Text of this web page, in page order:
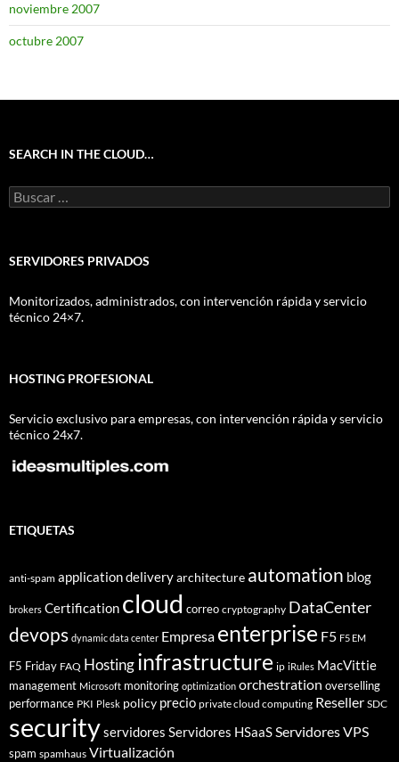
noviembre 2007
octubre 2007
SEARCH IN THE CLOUD…
Buscar:
SERVIDORES PRIVADOS
Monitorizados, administrados, con intervención rápida y servicio
técnico 24×7.
HOSTING PROFESIONAL
Servicio exclusivo para empresas, con intervención rápida y servicio
técnico 24x7.
ETIQUETAS
anti-spam application deliveryarchitecture automation blog
brokers Certification cloud correo cryptography DataCenter
devops dynamic data center Empresa enterprise F5 F5 EM
F5 Friday FAQ Hostinginfrastructure ip iRules MacVittie
management Microsoft monitoring optimization orchestration overselling
performance PKI Plesk policy precio private cloud computing Reseller SDC
securityservidores Servidores HSaaSServidores VPS
spam spamhaus Virtualización